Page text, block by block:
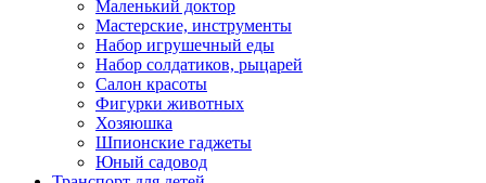
Маленький доктор
Мастерские, инструменты
Набор игрушечный еды
Набор солдатиков, рыцарей
Салон красоты
Фигурки животных
Хозяюшка
Шпионские гаджеты
Юный садовод